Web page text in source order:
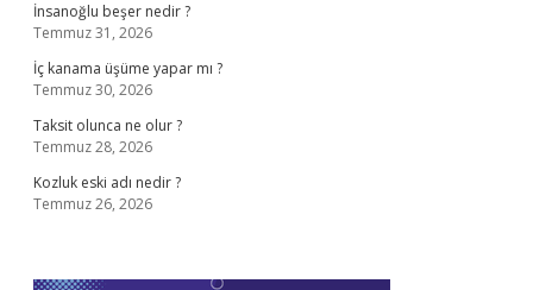
İnsanoğlu beşer nedir ?
Temmuz 31, 2026
İç kanama üşüme yapar mı ?
Temmuz 30, 2026
Taksit olunca ne olur ?
Temmuz 28, 2026
Kozluk eski adı nedir ?
Temmuz 26, 2026